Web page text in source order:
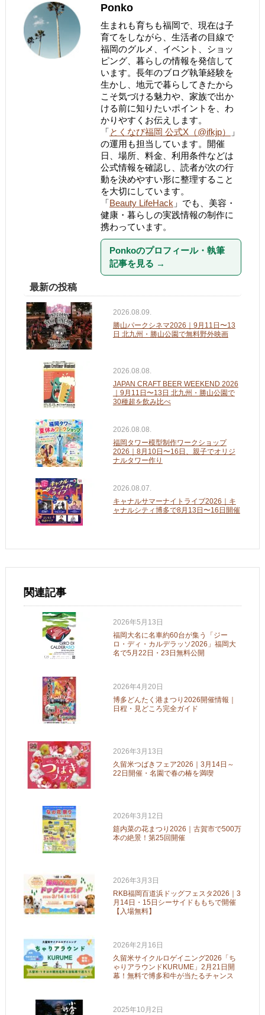
Ponko
生まれも育ちも福岡で、現在は子
育てをしながら、生活者の目線で
福岡のグルメ、イベント、ショッ
ピング、暮らしの情報を発信して
います。長年のブログ執筆経験を
生かし、地元で暮らしてきたから
こそ気づける魅力や、家族で出か
ける前に知りたいポイントを、わ
かりやすくお伝えします。
「 とくなび福岡 公式X（@ifkjp）
」
の運用も担当しています。開催
日、場所、料金、利用条件などは
公式情報を確認し、読者が次の行
動を決めやすい形に整理すること
を大切にしています。
「 Beauty LifeHack」でも、美容・
健康・暮らしの実践情報の制作に
携わっています。
Ponkoのプロフィール・執筆
記事を見る →
最新の投稿
2026.08.09.
勝山パークシネマ2026｜9月11日〜13
日 北九州・勝山公園で無料野外映画
2026.08.08.
JAPAN CRAFT BEER WEEKEND 2026
｜9月11日〜13日 北九州・勝山公園で
30種超を飲み比べ
2026.08.08.
福岡タワー模型制作ワークショップ
2026｜8月10日〜16日、親子でオリジ
ナルタワー作り
2026.08.07.
キャナルサマーナイトライブ2026｜キ
ャナルシティ博多で8月13日〜16日開催
関連記事
2026年5月13日
福岡大名に名車約60台が集う「ジー
ロ・ディ・カルデラッソ2026」福岡大
名で5月22日・23日無料公開
2026年4月20日
博多どんたく港まつり2026開催情報｜
日程・見どころ完全ガイド
2026年3月13日
久留米つばきフェア2026｜3月14日～
22日開催・名園で春の椿を満喫
2026年3月12日
筵内菜の花まつり2026｜古賀市で500万
本の絶景！第25回開催
2026年3月3日
RKB福岡百道浜ドッグフェスタ2026｜3
月14日・15日シーサイドももちで開催
【入場無料】
2026年2月16日
久留米サイクルロゲイニング2026「ち
ゃりアラウンドKURUME」2月21日開
幕！無料で博多和牛が当たるチャンス
2025年10月2日